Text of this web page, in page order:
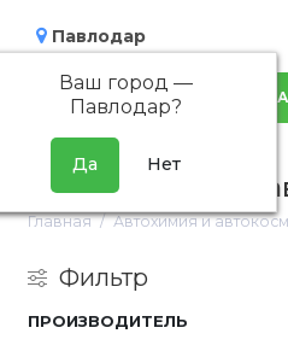
Павлодар
Ваш город —
Павлодар?
Воск для сушки
Главная Автохимия и
Фильтр
ПРОИЗВОДИТЕЛЬ